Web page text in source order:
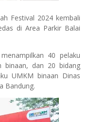
Festival 2024 kembali
di Area Parkir Balai
40 pelaku
binaan, dan 20 bidang
UMKM binaan Dinas
Bandung.